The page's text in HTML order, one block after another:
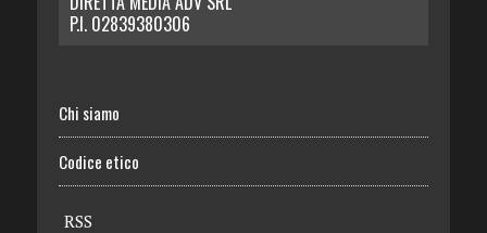
P.I. 02839380306
Chi siamo
Codice etico
RSS